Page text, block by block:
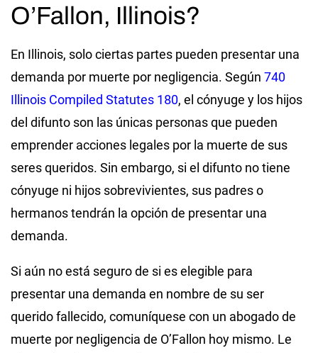
O’Fallon, Illinois?
En Illinois, solo ciertas partes pueden presentar una
demanda por muerte por negligencia. Según 740
Illinois Compiled Statutes 180, el cónyuge y los hijos
del difunto son las únicas personas que pueden
emprender acciones legales por la muerte de sus
seres queridos. Sin embargo, si el difunto no tiene
cónyuge ni hijos sobrevivientes, sus padres o
hermanos tendrán la opción de presentar una
demanda.
Si aún no está seguro de si es elegible para
presentar una demanda en nombre de su ser
querido fallecido, comuníquese con un abogado de
muerte por negligencia de O’Fallon hoy mismo. Le